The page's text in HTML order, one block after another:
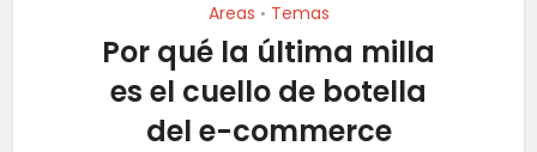
Areas • Temas
Por qué la última milla
es el cuello de botella
del e-commerce